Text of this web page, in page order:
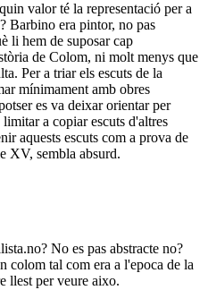
valor té la representació per a
Barbino era pintor, no pas
li hem de suposar cap
de Colom, ni molt menys que
Per a triar els escuts de la
mínimament amb obres
es va deixar orientar per
a copiar escuts d'altres
aquests escuts com a prova de
XV, sembla absurd.
No es pas abstracte no?
colom tal com era a l'epoca de la
llest per veure aixo.